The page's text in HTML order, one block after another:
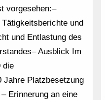
vorgesehen:–
Tätigkeitsberichte und
und Entlastung des
Ausblick Im
die
Jahre Platzbesetzung
Erinnerung an eine